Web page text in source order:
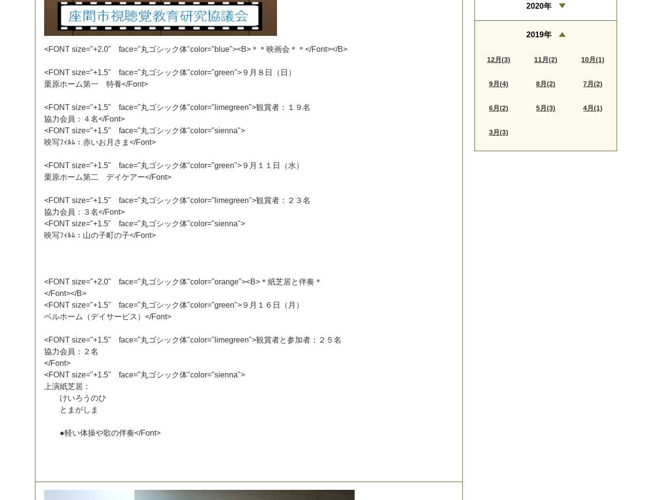
<FONT size="+2.0" face="丸ゴシッ ク体"co or="b ue"><B> ＊ ＊ 映画会 ＊ ＊ </Font></B>
<FONT size="+1.5" face="丸ゴシッ ク体"co or="green"> ９ 月 ８ 日 （ 日 ）
栗原ホー ム第一 特養</Font>
<FONT size="+1.5" face="丸ゴシッ ク体"co or=" imegreen">観賞者 ： １ ９ 名
協力会 員 ： ４名</Font>
<FONT size="+1.5" face="丸ゴシッ ク体"co or="sienna">
映写ﾌｨﾙﾑ ： 赤いお 月 さ ま </Font>
<FONT size="+1.5" face="丸ゴシッ ク体"co or="green"> ９ 月 １ １ 日 （水）
栗原ホー ム第二 デイケアー</Font>
<FONT size="+1.5" face="丸ゴシッ ク体"co or=" imegreen">観賞者 ： ２ ３ 名
協力会 員 ： ３ 名</Font>
<FONT size="+1.5" face="丸ゴシッ ク体"co or="sienna">
映写ﾌｨﾙﾑ ： 山の子町の子</Font>
<FONT size="+2.0" face="丸ゴシッ ク体"co or="orange"><B> ＊ 紙芝居と伴奏 ＊
</Font></B>
<FONT size="+1.5" face="丸ゴシッ ク体"co or="green"> ９ 月 １ ６ 日 （ 月 ）
ベルホー ム （デイサー ビス ） </Font>
<FONT size="+1.5" face="丸ゴシッ ク体"co or=" imegreen">観賞者と参加者 ： ２ ５ 名
協力会 員 ： ２ 名
</Font>
<FONT size="+1.5" face="丸ゴシッ ク体"co or="sienna">
上演紙芝居 ：
けいろ う のひ
と ま がし ま
●軽い体操や歌の伴奏</Font>
2020年
2019年
12月(3) 11月(2) 10月(1)
9月(4) 8月(2) 7月(2)
6月(2) 5月(3) 4月(1)
3月(3)